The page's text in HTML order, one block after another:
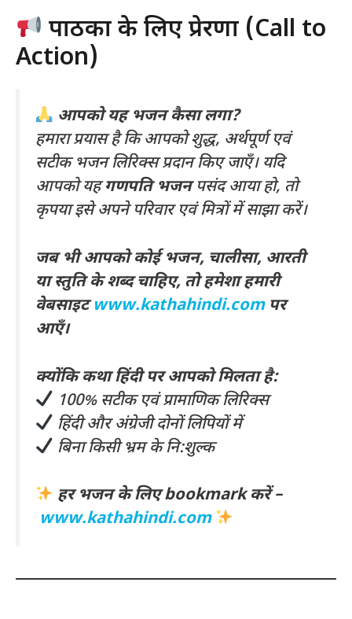
पाठकों के लिए प्रेरणा (Call to
Action)
आपको यह भजन कैसा लगा?
हमारा प्रयास है कि आपको शुद्ध, अर्थपूर्ण एवं
सटीक भजन लिरिक्स प्रदान किए जाएँ। यदि
आपको यहगणपति भजनपसंद आया हो, तो
कृपया इसे अपने परिवार एवं मित्रों में साझा करें।
जब भी आपको कोई भजन, चालीसा, आरती
या स्तुति के शब्द चाहिए, तो हमेशा हमारी
वेबसाइटwww.kathahindi.comपर
आएँ।
क्योंकि कथा हिंदी पर आपको मिलता है:
100% सटीक एवं प्रामाणिक लिरिक्स
हिंदी और अंग्रेजी दोनों लिपियों में
बिना किसी भ्रम के नि:शुल्क
हर भजन के लिए bookmark करें –
www.kathahindi.com